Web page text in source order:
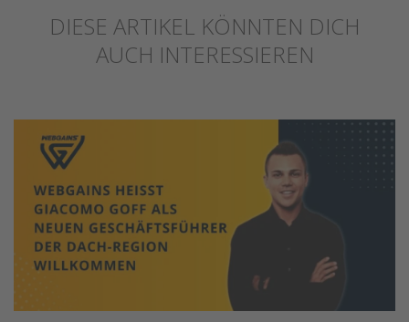
DIESE ARTIKEL KÖNNTEN DICH
AUCH INTERESSIEREN